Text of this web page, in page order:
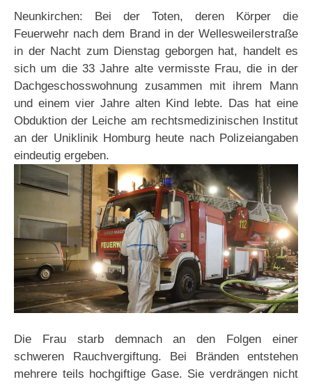
Neunkirchen: Bei der Toten, deren Körper die
Feuerwehr nach dem Brand in der Wellesweilerstraße
in der Nacht zum Dienstag geborgen hat, handelt es
sich um die 33 Jahre alte vermisste Frau, die in der
Dachgeschosswohnung zusammen mit ihrem Mann
und einem vier Jahre alten Kind lebte. Das hat eine
Obduktion der Leiche am rechtsmedizinischen Institut
an der Uniklinik Homburg heute nach Polizeiangaben
eindeutig ergeben.
Die Frau starb demnach an den Folgen einer
schweren Rauchvergiftung. Bei Bränden entstehen
mehrere teils hochgiftige Gase. Sie verdrängen nicht